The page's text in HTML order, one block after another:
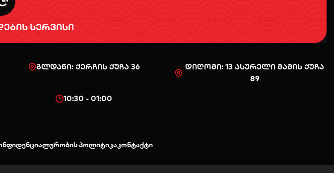
სერვისი
გლდანი: ქერჩის ქუჩა 36
დიღომი: 13 ასურელი მამის ქუჩა
89
10:30 - 01:00
პოლიტიკაკონტაქტი